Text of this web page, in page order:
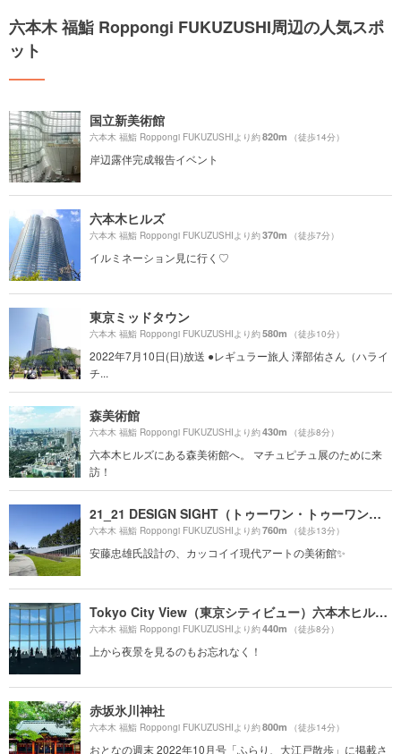
六本木 福鮨 Roppongi FUKUZUSHI周辺の人気スポ
ット
国立新美術館
六本木 福鮨 Roppongi FUKUZUSHIより約820m （徒歩14分）
岸辺露伴完成報告イベント
六本木ヒルズ
六本木 福鮨 Roppongi FUKUZUSHIより約370m （徒歩7分）
イルミネーション見に行く♡
東京ミッドタウン
六本木 福鮨 Roppongi FUKUZUSHIより約580m （徒歩10分）
2022年7月10日(日)放送 ●レギュラー旅人 澤部佑さん（ハライ
チ...
森美術館
六本木 福鮨 Roppongi FUKUZUSHIより約430m （徒歩8分）
六本木ヒルズにある森美術館へ。 マチュピチュ展のために来
訪！
21_21 DESIGN SIGHT（トゥーワン・トゥーワン・デザインサイト）
六本木 福鮨 Roppongi FUKUZUSHIより約760m （徒歩13分）
安藤忠雄氏設計の、カッコイイ現代アートの美術館✨
Tokyo City View（東京シティビュー）六本木ヒルズ展望台
六本木 福鮨 Roppongi FUKUZUSHIより約440m （徒歩8分）
上から夜景を見るのもお忘れなく！
赤坂氷川神社
六本木 福鮨 Roppongi FUKUZUSHIより約800m （徒歩14分）
おとなの週末 2022年10月号「ふらり、大江戸散歩」に掲載さ